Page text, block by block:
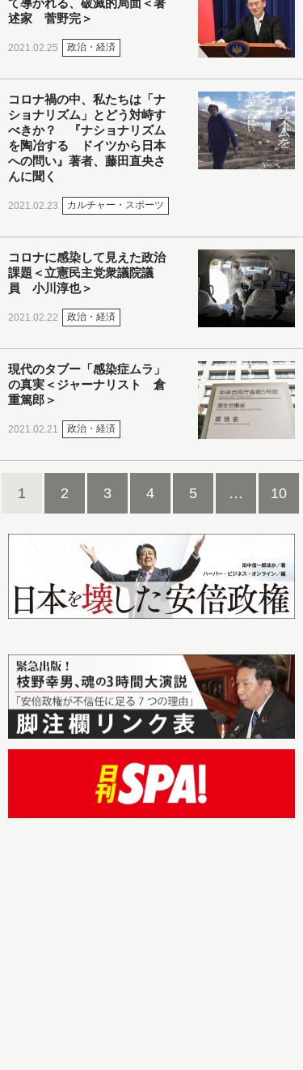
述家 菅野完＞
2021.02.25 政治・経済
コロナ禍の中、私たちは「ナ
ショナリズム」とどう対峙す
べきか？ 『ナショナリズム
を陶冶する ドイツから日本
への問い』著者、藤田直央さ
んに聞く
2021.02.23 カルチャー・スポーツ
コロナに感染して見えた政治
課題＜立憲民主党衆議院議
員 小川淳也＞
2021.02.22 政治・経済
現代のタブー「感染症ムラ」
の真実＜ジャーナリスト 倉
重篤郎＞
2021.02.21 政治・経済
1 2 3 4 5 … 10